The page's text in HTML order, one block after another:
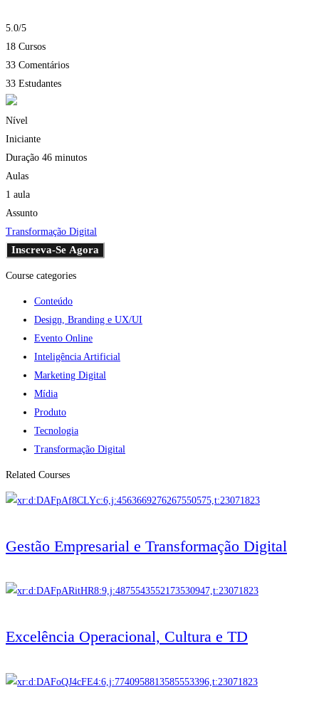
5.0/5
18 Cursos
33 Comentários
33 Estudantes
Nível
Iniciante
Duração 46 minutos
Aulas
1 aula
Assunto
Transformação Digital
Inscreva-Se Agora
Course categories
Conteúdo
Design, Branding e UX/UI
Evento Online
Inteligência Artificial
Marketing Digital
Mídia
Produto
Tecnologia
Transformação Digital
Related Courses
Gestão Empresarial e Transformação Digital
Excelência Operacional, Cultura e TD